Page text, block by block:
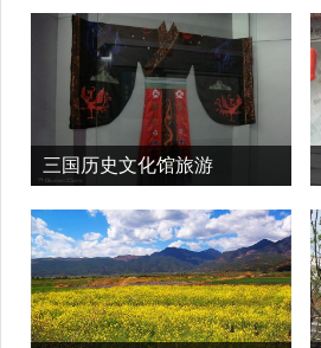
三国历史文化馆旅游